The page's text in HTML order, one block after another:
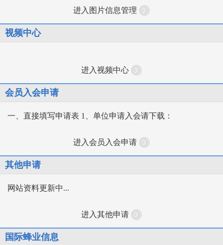
进入图片信息管理
视频中心
进入视频中心
会员入会申请
一、直接填写申请表 1、单位申请入会请下载：
进入会员入会申请
其他申请
网站资料更新中...
进入其他申请
国际蜂业信息